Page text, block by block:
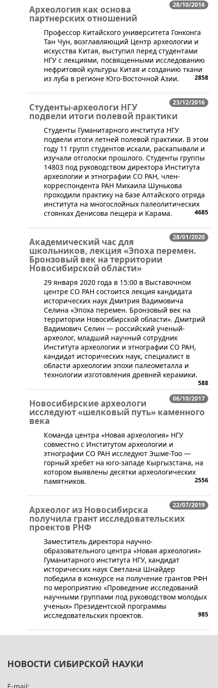
28/10/2016
Археология как основа
партнерских отношений
​Профессор Китайского университета Гонконга
Тан Чун, возглавляющий Центр археологии и
искусства Китая, выступил перед студентами
НГУ с лекциями, посвященными исследованию
нефритовой культуры Китая и созданию ткани
из луба в регионе Юго-Восточной Азии.
2858
23/12/2016
Студенты-археологи НГУ
подвели итоги полевой практики
Студенты Гуманитарного института НГУ
подвели итоги летней полевой практики. В этом
году 11 групп студентов искали, раскапывали и
изучали отголоски прошлого. Студенты группы
14803 под руководством директора Института
археологии и этнографии СО РАН, член-
корреспондента РАН Михаила Шунькова
проходили практику на базе Алтайского отряда
института на многослойных палеолитических
стоянках Денисова пещера и Карама.
4685
28/01/2020
Академический час для
школьников, лекция «Эпоха перемен.
Бронзовый век на территории
Новосибирской области»
​29 января 2020 года в 15:00 в Выставочном
центре СО РАН состоится лекция кандидата
исторических наук Дмитрия Вадимовича
Селина «Эпоха перемен. Бронзовый век на
территории Новосибирской области». ​Дмитрий
Вадимович Селин — российский ученый-
археолог, младший научный сотрудник
Института археологии и этнографии СО РАН,
кандидат исторических наук, специалист в
области археологии эпохи палеометалла и
технологии изготовления древней керамики.
588
06/10/2017
Новосибирские археологи
исследуют «шелковый путь» каменного
века
Команда центра «Новая археология» НГУ
совместно с Институтом археологии и
этнографии СО РАН исследуют Эшме-Тоо —
горный хребет на юго-западе Кыргызстана, на
котором выявлены десятки археологических
памятников.
2556
22/07/2019
Археолог из Новосибирска
получила грант исследовательских
проектов РНФ
​Заместитель директора научно-
образовательного центра «Новая археология»
Гуманитарного института НГУ, кандидат
исторических наук Светлана Шнайдер
победила в конкурсе на получение грантов РФН
по мероприятию «Проведение исследований
научными группами под руководством молодых
ученых» Президентской программы
исследовательских проектов.
985
НОВОСТИ СИБИРСКОЙ НАУКИ